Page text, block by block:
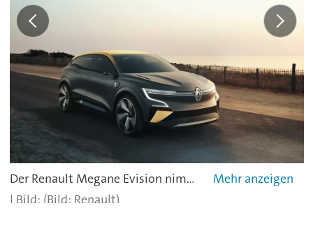
Der Renault Megane Evision nimmt den VW ID.3 aufs Korn und klopft mit seinen erwarteten SUV-Brüdern auch an die Tür zu den größeren Modellen ID.4 und ID.5.
(Bild: Renault)